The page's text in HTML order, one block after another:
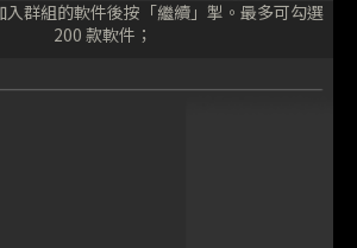
入群組的軟件後按「繼續」掣。最多可勾選
200 款軟件；